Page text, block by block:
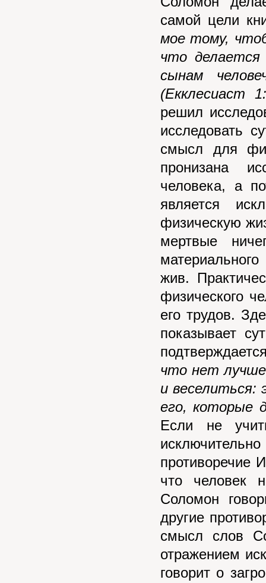
самой цели
мое тому,
что
сынам
(Екклесиаст
решил
исследовать
смысл для
пронизана
человека, а
является
физическую
мертвые
жив.
физического
его трудов.
показывает
что нет
и веселиться:
его, которые
Если не
противоречие
что человек
Соломон
другие
смысл слов
отражением
говорит о